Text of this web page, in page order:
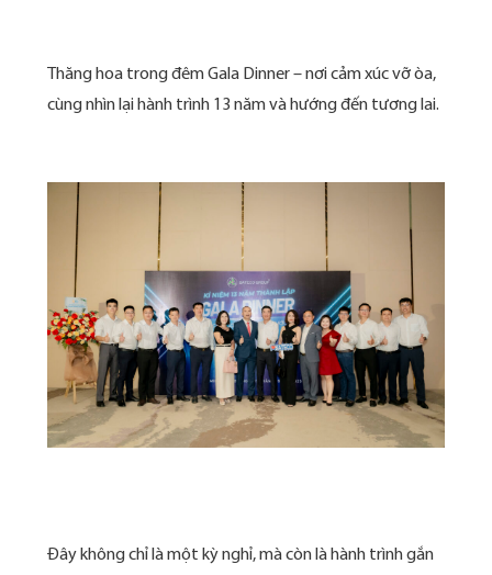
Thăng hoa trong đêm Gala Dinner – nơi cảm xúc vỡ òa,
cùng nhìn lại hành trình 13 năm và hướng đến tương lai.
Đây không chỉ là một kỳ nghỉ, mà còn là hành trình gắn